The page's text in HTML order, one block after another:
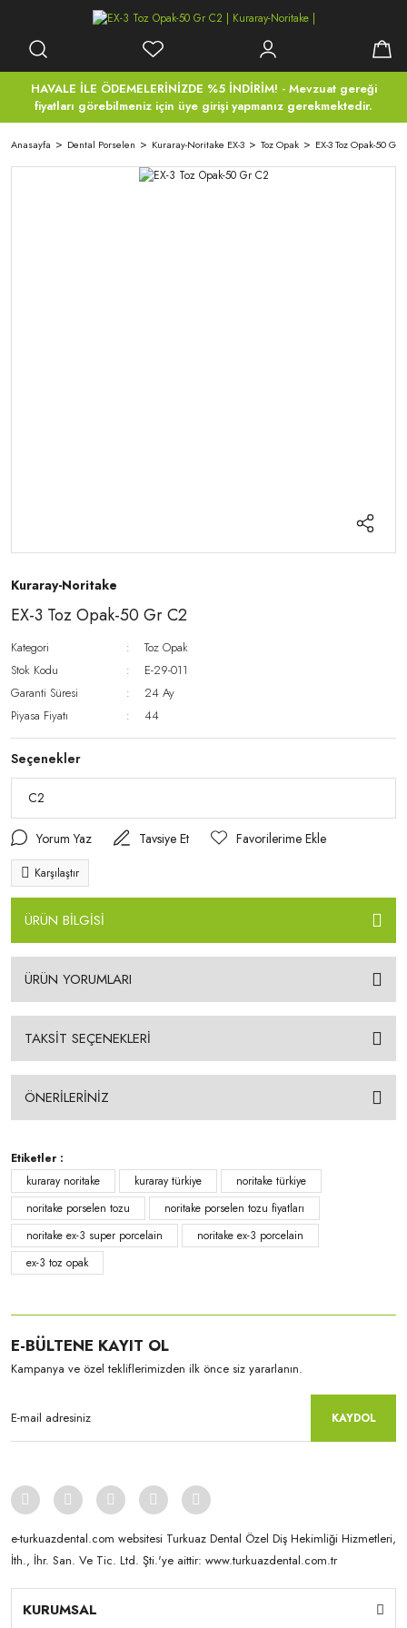
HAVALE İLE ÖDEMELERİNİZDE %5 İNDİRİM! - Mevzuat gereği
fiyatları görebilmeniz için üye girişi yapmanız gerekmektedir.
Anasayfa Dental Porselen Kuraray-Noritake EX-3 Toz Opak EX-3 Toz Opak-50 Gr
Kuraray-Noritake
EX-3 Toz Opak-50 Gr C2
Kategori
Toz Opak
Stok Kodu
E-29-011
Garanti Süresi
24 Ay
Piyasa Fiyatı
44
Seçenekler
Yorum Yaz Tavsiye Et
Karşılaştır
ÜRÜN BİLGİSİ
ÜRÜN YORUMLARI
TAKSİT SEÇENEKLERİ
ÖNERİLERİNİZ
Etiketler :
kuraray noritake
kuraray türkiye
noritake türkiye
noritake porselen tozu
noritake porselen tozu fiyatları
noritake ex-3 super porcelain
noritake ex-3 porcelain
ex-3 toz opak
E-BÜLTENE KAYIT OL
Kampanya ve özel tekliflerimizden ilk önce siz yararlanın.
KAYDOL
e-turkuazdental.com websitesi Turkuaz Dental Özel Diş Hekimliği Hizmetleri,
İth., İhr. San. Ve Tic. Ltd. Şti.'ye aittir: www.turkuazdental.com.tr
KURUMSAL